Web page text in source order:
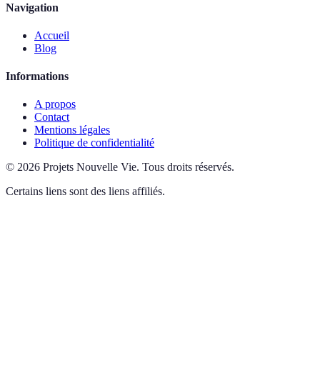
Navigation
Accueil
Blog
Informations
A propos
Contact
Mentions légales
Politique de confidentialité
© 2026 Projets Nouvelle Vie. Tous droits réservés.
Certains liens sont des liens affiliés.